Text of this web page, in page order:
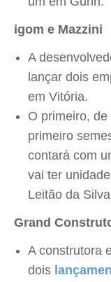
igom e Mazzini
A
lançar dois
em Vitória.
O primeiro,
primeiro
contará com
vai ter
Leitão da
Grand
A construtora
dois